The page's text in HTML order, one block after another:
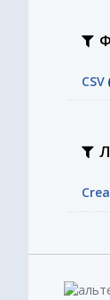
CSV